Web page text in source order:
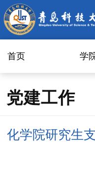
首页 学
党建工作
化学院研究生